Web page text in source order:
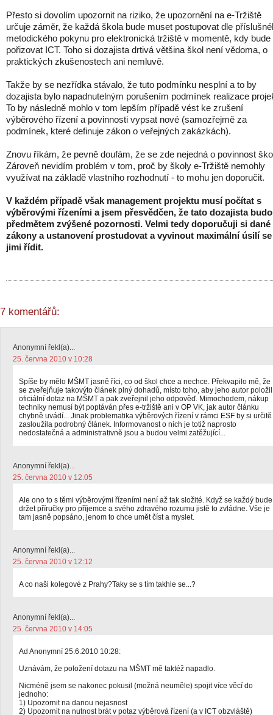
Přesto si dovolím upozornit na riziko, že upozornění na e-Tržiště
určuje záměr, že každá škola bude muset postupovat dle
metodického pokynu pro elektronická tržiště v momentě, kdy bude
pořizovat ICT. Toho si dozajista drtivá většina škol není vědoma, o
praktických zkušenostech ani nemluvě.
Takže by se nezřídka stávalo, že tuto podmínku nesplní a to by
dozajista bylo napadnutelným porušením podmínek realizace
To by následně mohlo v tom lepším případě vést ke zrušení
výběrového řízení a povinnosti vypsat nové (samozřejmě za
podmínek, které definuje zákon o veřejných zakázkách).
Znovu říkám, že pevně doufám, že se zde nejedná o povinnost
Zároveň nevidím problém v tom, proč by školy e-Tržiště nemohly
využívat na základě vlastního rozhodnutí - to mohu jen doporučit.
V každém případě však management projektu musí počítat s
výběrovými řízeními a jsem přesvědčen, že tato dozajista
předmětem zvýšené pozornosti. Velmi tedy doporučuji si dané
zákony a ustanovení prostudovat a vyvinout maximální úsilí se
jimi řídit.
7 komentářů:
Anonymní řekl(a)...
25. června 2010 v 10:28
Spíše by mělo MŠMT jasně říci, co od škol chce a nechce. Překvapilo mě, že
se zveřejňuje takovýto článek plný dohadů, místo toho, aby jeho autor položil
oficiální dotaz na MŠMT a pak zveřejnil jeho odpověď. Mimochodem, nákup
techniky nemusí být poptáván přes e-tržiště ani v OP VK, jak autor článku
chybně uvádí... Jinak problematika výběrových řízení v rámci ESF by si určitě
zasloužila podrobný článek. Informovanost o nich je totiž naprosto
nedostatečná a administrativně jsou a budou velmi zatěžující...
Anonymní řekl(a)...
25. června 2010 v 12:05
Ale ono to s těmi výběrovými řízeními není až tak složité. Když se každý bude
držet příručky pro příjemce a svého zdravého rozumu jistě to zvládne. Vše je
tam jasně popsáno, jenom to chce umět číst a myslet.
Anonymní řekl(a)...
25. června 2010 v 12:12
A co naši kolegové z Prahy?Taky se s tím takhle se...?
Anonymní řekl(a)...
25. června 2010 v 14:05
Ad Anonymní 25.6.2010 10:28:
Uznávám, že položení dotazu na MŠMT mě taktéž napadlo.
Nicméně jsem se nakonec pokusil (možná neuměle) spojit více věcí do
jednoho:
1) Upozornit na danou nejasnost
2) Upozornit na nutnost brát v potaz výběrová řízení (a v ICT obzvláště)